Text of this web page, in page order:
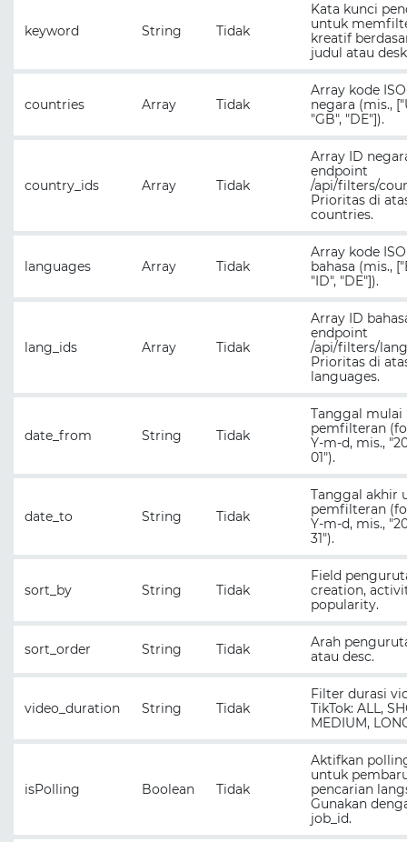
keyword String Tidak
Kata kunci
untuk
kreatif
judul atau
countries Array Tidak
Array kode
negara (mis.,
"GB", "DE"]).
country_ids Array Tidak
Array ID
endpoint
/api/filters/
Prioritas di
countries.
languages Array Tidak
Array kode ISO
bahasa (mis.,
"ID", "DE"]).
lang_ids Array Tidak
Array ID
endpoint
/api/filters/
Prioritas di
languages.
date_from String Tidak
Tanggal mulai
pemfilteran
Y-m-d, mis.,
01").
date_to String Tidak
Tanggal akhir
pemfilteran
Y-m-d, mis.,
31").
sort_by String Tidak
Field
creation,
popularity.
sort_order String Tidak
Arah
atau desc.
video_duration String Tidak
Filter durasi
TikTok: ALL,
MEDIUM,
isPolling Boolean Tidak
Aktifkan
untuk
pencarian
Gunakan
job_id.